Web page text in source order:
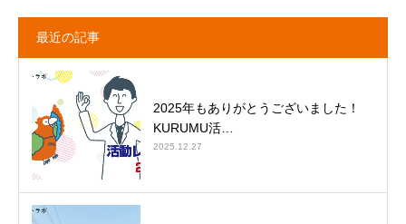
最近の記事
2025年もありがとうございました！
KURUMU活…
2025.12.27